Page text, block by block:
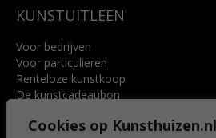
Cookies op Kunsthuizen.nl
KUNSTUITLEEN
Voor bedrijven
Voor particulieren
Renteloze kunstkoop
De kunstcadeaubon
Voordelen